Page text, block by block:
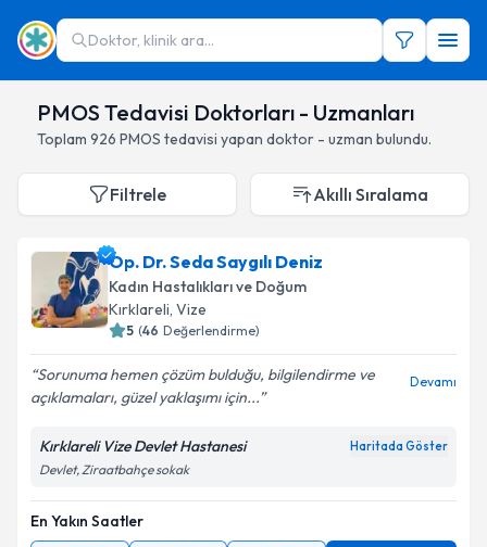
Doktor, klinik ara...
PMOS Tedavisi Doktorları - Uzmanları
Toplam 926 PMOS tedavisi yapan doktor - uzman bulundu.
Filtrele Akıllı Sıralama
Op. Dr. Seda Saygılı Deniz
Kadın Hastalıkları ve Doğum
Kırklareli, Vize
5 (46 Değerlendirme)
Sorunuma hemen çözüm bulduğu, bilgilendirme ve
açıklamaları, güzel yaklaşımı için...
Devamı
Kırklareli Vize Devlet Hastanesi Haritada Göster
Devlet, Ziraatbahçe sokak
En Yakın Saatler